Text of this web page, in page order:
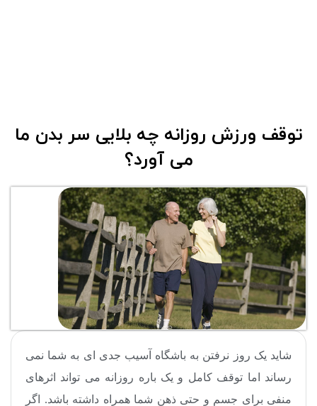
توقف ورزش روزانه چه بلایی سر بدن ما
می آورد؟
شاید یک روز نرفتن به باشگاه آسیب جدی ای به شما نمی
رساند اما توقف کامل و یک باره روزانه می تواند اثرهای
منفی برای جسم و حتی ذهن شما همراه داشته باشد. اگر